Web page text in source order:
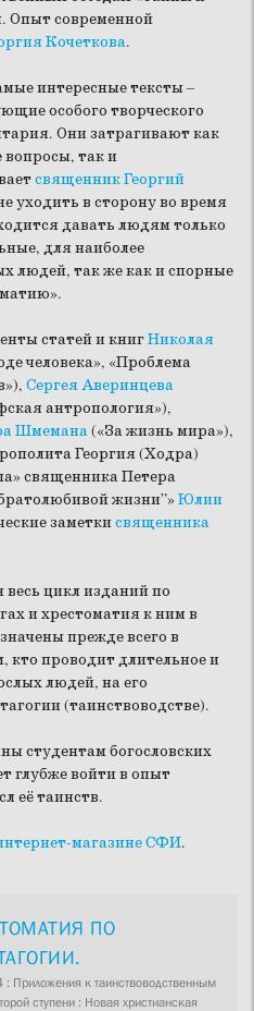
Опыт современной
Кочеткова.
интересные тексты –
особого творческого
Они затрагивают как
так и
священник Георгий
уходить в сторону во время
давать людям только
для наиболее
людей, так же как и спорные
статей и книгНиколая
человека», «Проблема
Сергея Аверинцева
антропология»),
Шмемана(«За жизнь мира»),
Георгия (Ходра)
священника Петера
жизни”» Юлии
заметкисвященника
цикл изданий по
и хрестоматия к ним в
прежде всего в
кто проводит длительное и
людей, на его
(таинствоводстве).
студентам богословских
глубже войти в опыт
её таинств.
магазине СФИ.
ПО
Приложения к таинствоводственным
ступени : Новая христианская